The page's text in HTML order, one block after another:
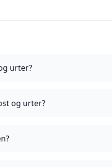
urter?
og urter?